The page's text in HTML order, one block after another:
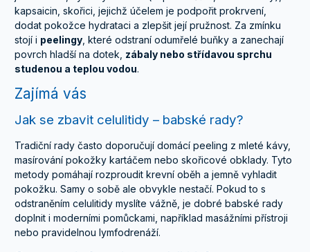
kapsaicin, skořici, jejichž účelem je podpořit prokrvení,
dodat pokožce hydrataci a zlepšit její pružnost. Za zmínku
stojí i peelingy , které odstraní odumřelé buňky a zanechají
povrch hladší na dotek, zábaly nebo střídavou sprchu
studenou a teplou vodou.
Zajímá vás
Jak se zbavit celulitidy – babské rady?
Tradiční rady často doporučují domácí peeling z mleté kávy,
masírování pokožky kartáčem nebo skořicové obklady. Tyto
metody pomáhají rozproudit krevní oběh a jemně vyhladit
pokožku. Samy o sobě ale obvykle nestačí. Pokud to s
odstraněním celulitidy myslíte vážně, je dobré babské rady
doplnit i moderními pomůckami, například masážními přístroji
nebo pravidelnou lymfodrenáží.